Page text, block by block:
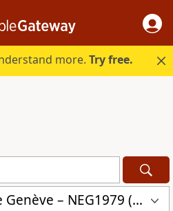
more.Try free.
Nouvelle Edition de Genève – NEG1979 (NEG1979)